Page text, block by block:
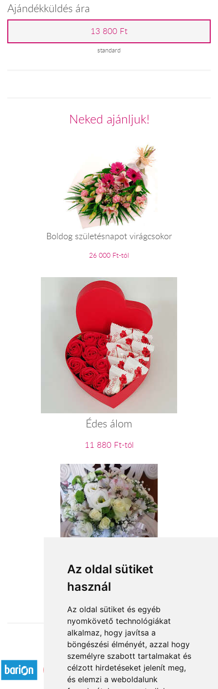
Az oldal sütiket
használ
Az oldal sütiket és egyéb
nyomkövető technológiákat
alkalmaz, hogy javítsa a
böngészési élményét, azzal hogy
személyre szabott tartalmakat és
célzott hirdetéseket jelenít meg,
és elemzi a weboldalunk
Ajándékküldés ára
13 800 Ft
standard
Neked ajánljuk!
Boldog születésnapot virágcsokor
26 000 Ft-tól
Édes álom
11 880 Ft-tól
Végtelen elegancia
25 200 Ft-tól
Elfogadott fizetési módok